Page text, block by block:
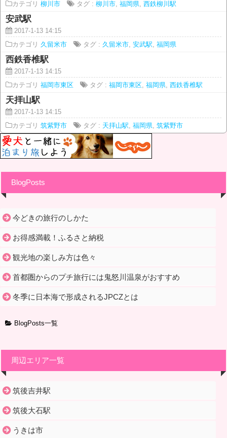
カテゴリ 柳川市 タグ : 柳川市, 福岡県, 西鉄柳川駅
安武駅
2017-1-13 14:15
カテゴリ 久留米市 タグ : 久留米市, 安武駅, 福岡県
西鉄香椎駅
2017-1-13 14:15
カテゴリ 福岡市東区 タグ : 福岡市東区 , 福岡県, 西鉄香椎駅
天拝山駅
2017-1-13 14:15
カテゴリ 筑紫野市 タグ : 天拝山駅, 福岡県, 筑紫野市
BlogPosts
今どきの旅行のしかた
お得感満載！ふるさと納税
観光地の楽しみ方は色々
首都圏からのプチ旅行には鬼怒川温泉がおすすめ
冬季に日本海で形成されるJPCZとは
BlogPosts一覧
周辺エリア一覧
筑後吉井駅
筑後大石駅
うきは市